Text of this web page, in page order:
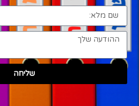
שליחה